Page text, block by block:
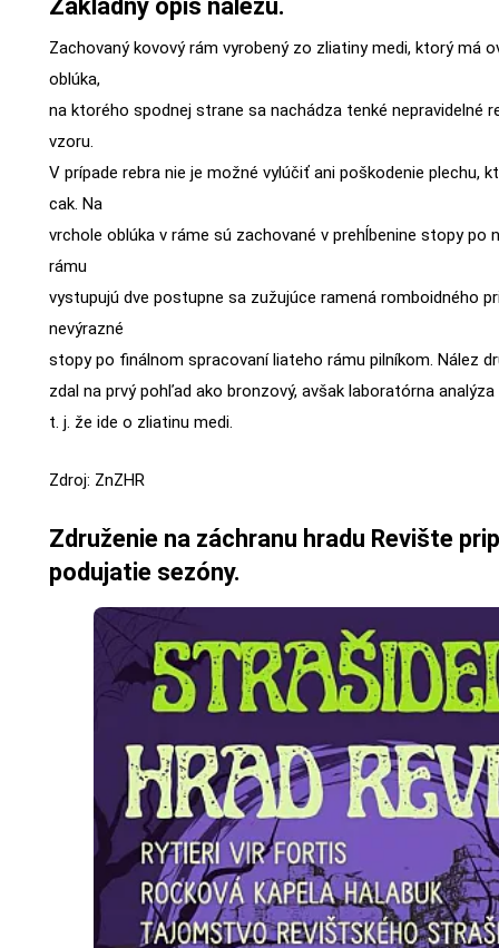
Základný opis nálezu.
Zachovaný kovový rám vyrobený zo zliatiny medi, ktorý má
oblúka,
na ktorého spodnej strane sa nachádza tenké nepravidelné
vzoru.
V prípade rebra nie je možné vylúčiť ani poškodenie plechu,
cak. Na
vrchole oblúka v ráme sú zachované v prehĺbenine stopy po
rámu
vystupujú dve postupne sa zužujúce ramená romboidného
nevýrazné
stopy po finálnom spracovaní liateho rámu pilníkom. Nález
zdal na prvý pohľad ako bronzový, avšak laboratórna
t. j. že ide o zliatinu medi.
Zdroj: ZnZHR
Združenie na záchranu hradu Revište
podujatie sezóny.